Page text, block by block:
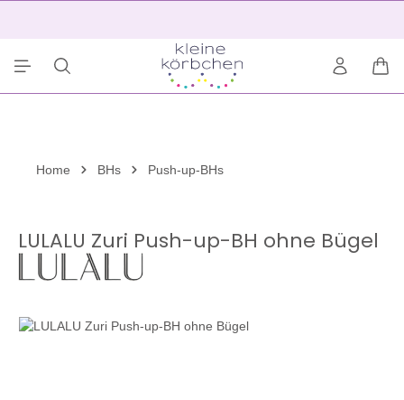
Home BHs Push-up-BHs
LULALU Zuri Push-up-BH ohne Bügel
Bildergalerie überspringen